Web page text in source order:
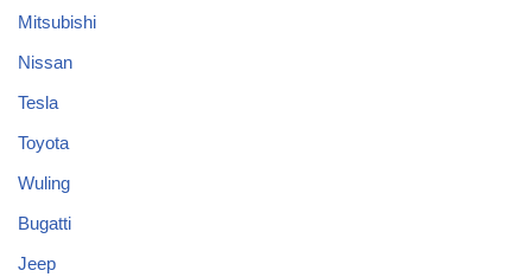
Mitsubishi
Nissan
Tesla
Toyota
Wuling
Bugatti
Jeep